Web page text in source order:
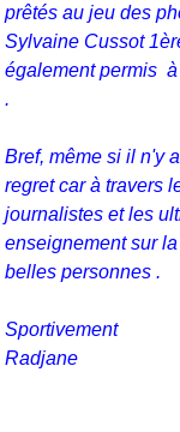
prêtés au jeu des
Sylvaine Cussot
également permis
.
Bref, même si il n'y
regret car à travers
journalistes et les
enseignement sur
belles personnes .
Sportivement
Radjane